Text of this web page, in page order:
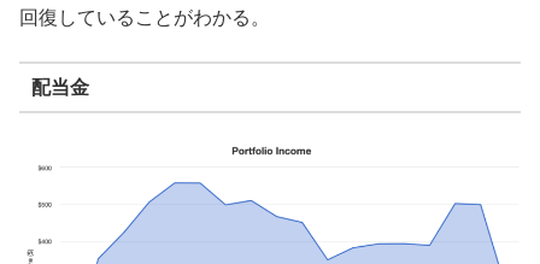
回復していることがわかる。
配当金